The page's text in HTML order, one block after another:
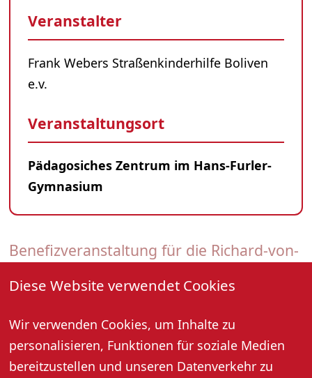
Diese Website verwendet Cookies
Wir verwenden Cookies, um Inhalte zu
personalisieren, Funktionen für soziale Medien
bereitzustellen und unseren Datenverkehr zu
Beneﬁzveranstaltung für die Richard-von-
Unter dem Motto „Notizen vom anderen Ende der
Welt“ richtet Frank Weber sein Augenmerk auf kleine
Begebenheiten, die oft den großen Unterschied
Veranstalter
Frank Webers Straßenkinderhilfe Boliven
e.v.
Veranstaltungsort
Pädagosiches Zentrum im Hans-Furler-
Gymnasium